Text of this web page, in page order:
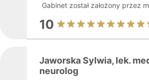
Gabinet został założony przez
10
Jaworska Sylwia, lek.
neurolog